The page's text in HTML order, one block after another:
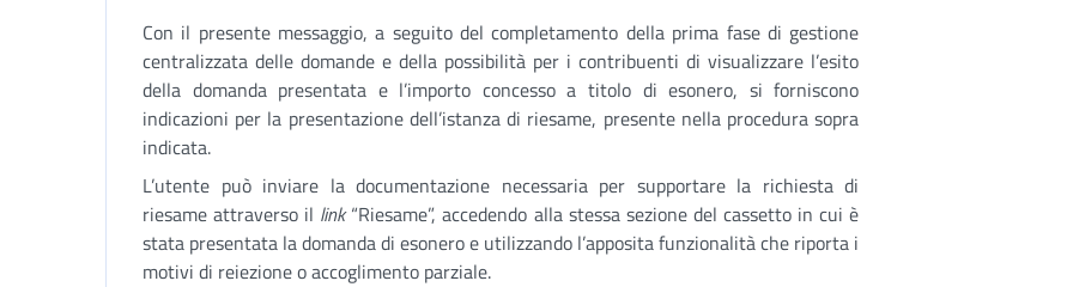
Con il presente messaggio, a seguito del completamento della prima fase di gestione
centralizzata delle domande e della possibilità per i contribuenti di visualizzare l’esito
della domanda presentata e l’importo concesso a titolo di esonero, si forniscono
indicazioni per la presentazione dell’istanza di riesame, presente nella procedura sopra
indicata.
L’utente può inviare la documentazione necessaria per supportare la richiesta di
riesame attraverso il link“Riesame”, accedendo alla stessa sezione del cassetto in cui è
stata presentata la domanda di esonero e utilizzando l’apposita funzionalità che riporta i
motivi di reiezione o accoglimento parziale.